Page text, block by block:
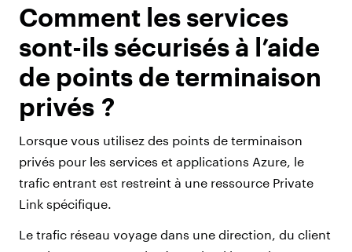
Comment les services
sont-ils sécurisés à l’aide
de points de terminaison
privés ?
Lorsque vous utilisez des points de terminaison
privés pour les services et applications Azure, le
trafic entrant est restreint à une ressource Private
Link spécifique.
Le trafic réseau voyage dans une direction, du client